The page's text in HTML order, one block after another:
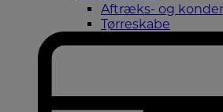
Aftræks- og
Tørreskabe